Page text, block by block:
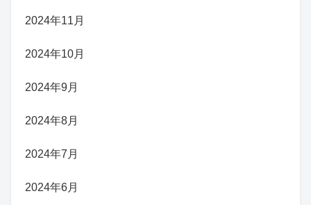
2024年11月
2024年10月
2024年9月
2024年8月
2024年7月
2024年6月